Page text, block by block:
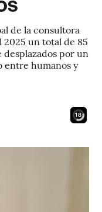
de la consultora
2025 un total de 85
por un
entre humanos y
16